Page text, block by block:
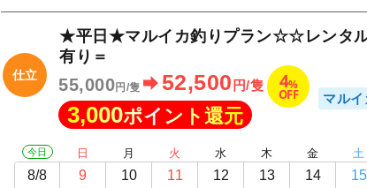
仕立
★平日★マルイカ釣りプラン☆☆レンタ
有り＝
55,000円/隻 52,500 円/隻 4%
OFF
3,000ポイント還元
マルイ
今日
8/8
日
9
月
10
火
11
水
12
木
13
金
14
土
15